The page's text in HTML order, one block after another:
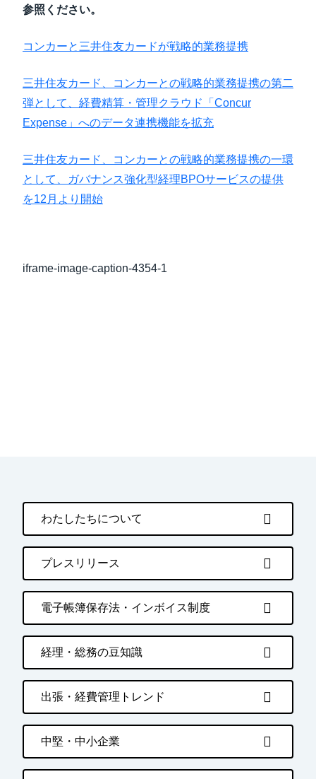
参照ください。
コンカーと三井住友カードが戦略的業務提携
三井住友カード、コンカーとの戦略的業務提携の第二
弾として、経費精算・管理クラウド「Concur
Expense」へのデータ連携機能を拡充
三井住友カード、コンカーとの戦略的業務提携の一環
として、ガバナンス強化型経理BPOサービスの提供
を12月より開始
iframe-image-caption-4354-1
わたしたちについて
プレスリリース
電子帳簿保存法・インボイス制度
経理・総務の豆知識
出張・経費管理トレンド
中堅・中小企業